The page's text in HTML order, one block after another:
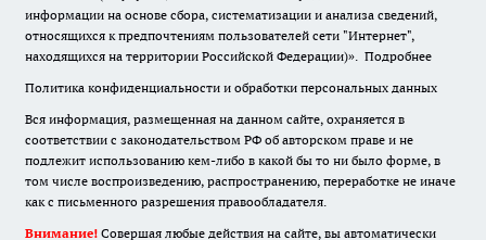
информации на основе сбора, систематизации и анализа сведений,
относящихся к предпочтениям пользователей сети "Интернет",
находящихся на территории Российской Федерации)». Подробнее
Политика конфиденциальности и обработки персональных данных
Вся информация, размещенная на данном сайте, охраняется в
соответствии с законодательством РФ об авторском праве и не
подлежит использованию кем-либо в какой бы то ни было форме, в
том числе воспроизведению, распространению, переработке не иначе
как с письменного разрешения правообладателя.
Внимание! Совершая любые действия на сайте, вы автоматически